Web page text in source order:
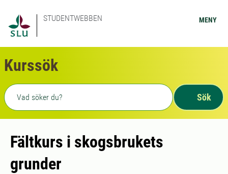
STUDENTWEBBEN MENY
Kurssök
Fritext sökning
Sök
Fältkurs i skogsbrukets
grunder